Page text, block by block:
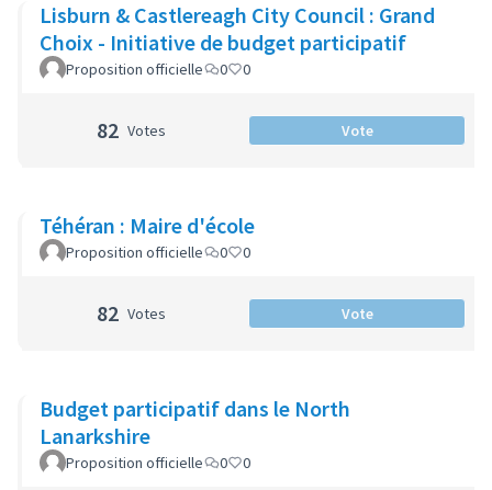
Lisburn & Castlereagh City Council : Grand
Choix - Initiative de budget participatif
Proposition officielle 0 0
82 Votes Vote
Téhéran : Maire d'école
Proposition officielle 0 0
82 Votes Vote
Budget participatif dans le North
Lanarkshire
Proposition officielle 0 0